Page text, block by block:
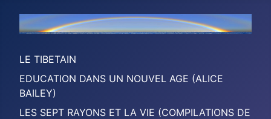
LE TIBETAIN
EDUCATION DANS UN NOUVEL AGE (ALICE
BAILEY)
LES SEPT RAYONS ET LA VIE (COMPILATIONS DE